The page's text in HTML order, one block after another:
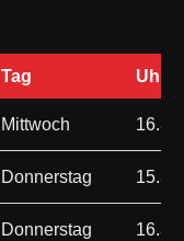
Tag
Mittwoch 16.30
Donnerstag 15.30
Donnerstag 16.30